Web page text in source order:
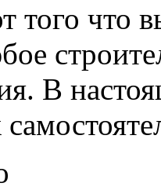
того что
В